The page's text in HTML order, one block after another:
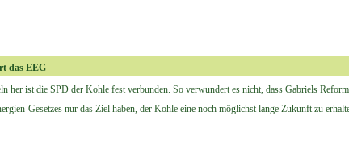
das EEG
her ist die SPD der Kohle fest verbunden. So verwundert es nicht, dass Gabriels
Gesetzes nur das Ziel haben, der Kohle eine noch möglichst lange Zukunft zu